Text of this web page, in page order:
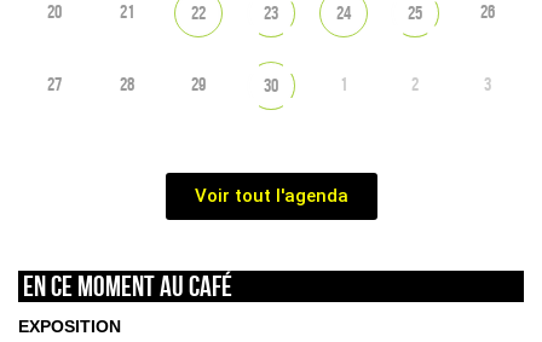
20 21 22 23 24 25 26
27 28 29 30 1 2 3
Voir tout l'agenda
En ce moment au café
EXPOSITION